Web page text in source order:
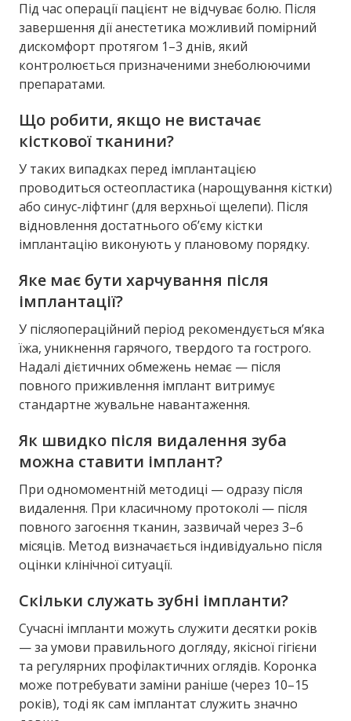
Під час операції пацієнт не відчуває болю. Після
завершення дії анестетика можливий помірний
дискомфорт протягом 1–3 днів, який
контролюється призначеними знеболюючими
препаратами.
Що робити, якщо не вистачає
кісткової тканини?
У таких випадках перед імплантацією
проводиться остеопластика (нарощування кістки)
або синус-ліфтинг (для верхньої щелепи). Після
відновлення достатнього об’єму кістки
імплантацію виконують у плановому порядку.
Яке має бути харчування після
імплантації?
У післяопераційний період рекомендується м’яка
їжа, уникнення гарячого, твердого та гострого.
Надалі дієтичних обмежень немає — після
повного приживлення імплант витримує
стандартне жувальне навантаження.
Як швидко після видалення зуба
можна ставити імплант?
При одномоментній методиці — одразу після
видалення. При класичному протоколі — після
повного загоєння тканин, зазвичай через 3–6
місяців. Метод визначається індивідуально після
оцінки клінічної ситуації.
Скільки служать зубні імпланти?
Сучасні імпланти можуть служити десятки років
— за умови правильного догляду, якісної гігієни
та регулярних профілактичних оглядів. Коронка
може потребувати заміни раніше (через 10–15
років), тоді як сам імплантат служить значно